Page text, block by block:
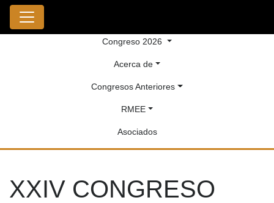
Congreso 2026
Acerca de
Congresos Anteriores
RMEE
Asociados
XXIV CONGRESO